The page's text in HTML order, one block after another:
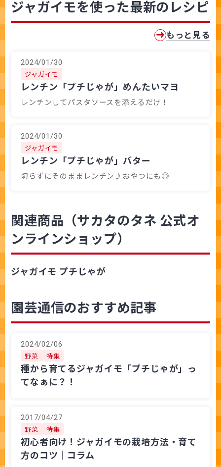
ジャガイモを使った最新のレシピ
もっと見る
2024/01/30
ジャガイモ
レンチン「プチじゃが」めんたいマヨ
レンチンしてパスタソースを添えるだけ！
2024/01/30
ジャガイモ
レンチン「プチじゃが」バター
切らずにそのままレンチン♪おやつにも◎
関連商品（サカタのタネ 公式オ
ンラインショップ）
ジャガイモ プチじゃが
園芸通信のおすすめ記事
2024/02/06
野菜 特集
種から育てるジャガイモ「プチじゃが」っ
てなぁに？！
2017/04/27
野菜 特集
初心者向け！ジャガイモの栽培方法・育て
方のコツ│コラム